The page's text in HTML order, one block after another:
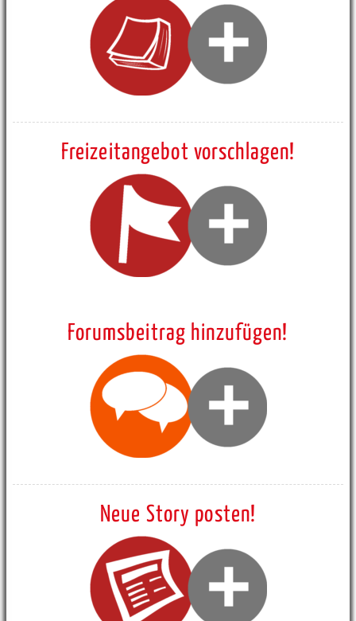
Freizeitangebot vorschlagen!
Forumsbeitrag hinzufügen!
Neue Story posten!